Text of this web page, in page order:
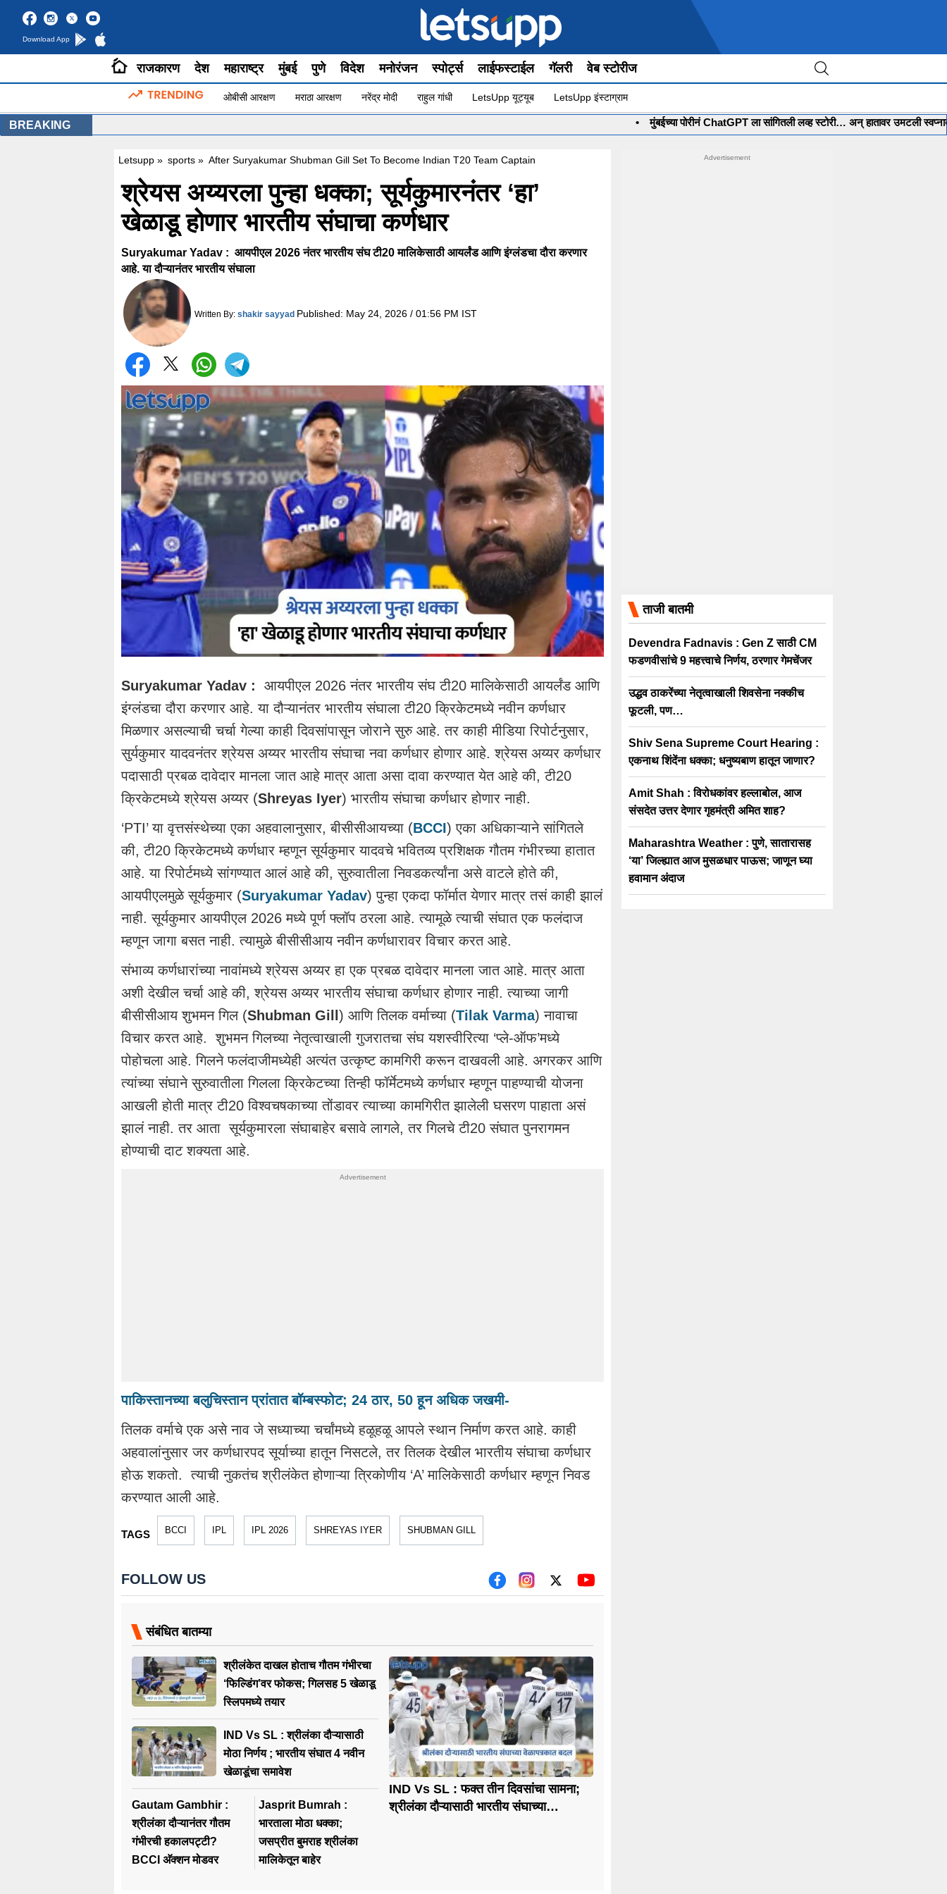
Download App
राजकारण देश महाराष्ट्र मुंबई पुणे विदेश मनोरंजन स्पोर्ट्स लाईफस्टाईल गॅलरी वेब स्टोरीज
ओबीसी आरक्षण मराठा आरक्षण नरेंद्र मोदी राहुल गांधी LetsUpp यूट्यूब LetsUpp इंस्टाग्राम
BREAKING मुंबईच्या पोरीनं ChatGPT ला सांगितली लव्ह स्टोरी… अन् हातावर उमटली स्वप्नातली लग्नाची
Letsupp » sports » After Suryakumar Shubman Gill Set To Become Indian T20 Team Captain
श्रेयस अय्यरला पुन्हा धक्का; सूर्यकुमारनंतर ‘हा’
खेळाडू होणार भारतीय संघाचा कर्णधार
Suryakumar Yadav : आयपीएल 2026 नंतर भारतीय संघ टी20 मालिकेसाठी आयर्लंड आणि इंग्लंडचा दौरा करणार
आहे. या दौऱ्यानंतर भारतीय संघाला
Written By: shakir sayyad Published: May 24, 2026 / 01:56 PM IST
Suryakumar Yadav :
आयपीएल 2026 नंतर भारतीय संघ टी20 मालिकेसाठी आयर्लंड आणि
इंग्लंडचा दौरा करणार आहे. या दौऱ्यानंतर भारतीय संघाला टी20 क्रिकेटमध्ये नवीन कर्णधार
मिळणार असल्याची चर्चा गेल्या काही दिवसांपासून जोराने सुरु आहे. तर काही मीडिया रिपोर्टनुसार,
सुर्यकुमार यादवनंतर श्रेयस अय्यर भारतीय संघाचा नवा कर्णधार होणार आहे. श्रेयस अय्यर कर्णधार
पदासाठी प्रबळ दावेदार मानला जात आहे मात्र आता असा दावा करण्यात येत आहे की, टी20
क्रिकेटमध्ये श्रेयस अय्यर (Shreyas Iyer) भारतीय संघाचा कर्णधार होणार नाही.
‘PTI’ या वृत्तसंस्थेच्या एका अहवालानुसार, बीसीसीआयच्या (BCCI) एका अधिकाऱ्याने सांगितले
की, टी20 क्रिकेटमध्ये कर्णधार म्हणून सूर्यकुमार यादवचे भवितव्य प्रशिक्षक गौतम गंभीरच्या हातात
आहे. या रिपोर्टमध्ये सांगण्यात आलं आहे की, सुरुवातीला निवडकर्त्यांना असे वाटले होते की,
आयपीएलमुळे सूर्यकुमार (Suryakumar Yadav) पुन्हा एकदा फॉर्मात येणार मात्र तसं काही झालं
नाही. सूर्यकुमार आयपीएल 2026 मध्ये पूर्ण फ्लॉप ठरला आहे. त्यामूळे त्याची संघात एक फलंदाज
म्हणून जागा बसत नाही. त्यामुळे बीसीसीआय नवीन कर्णधारावर विचार करत आहे.
संभाव्य कर्णधारांच्या नावांमध्ये श्रेयस अय्यर हा एक प्रबळ दावेदार मानला जात आहे. मात्र आता
अशी देखील चर्चा आहे की, श्रेयस अय्यर भारतीय संघाचा कर्णधार होणार नाही. त्याच्या जागी
बीसीसीआय शुभमन गिल (Shubman Gill ) आणि तिलक वर्माच्या (Tilak Varma) नावाचा
विचार करत आहे. शुभमन गिलच्या नेतृत्वाखाली गुजरातचा संघ यशस्वीरित्या ‘प्ले-ऑफ’मध्ये
पोहोचला आहे. गिलने फलंदाजीमध्येही अत्यंत उत्कृष्ट कामगिरी करून दाखवली आहे. अगरकर आणि
त्यांच्या संघाने सुरुवातीला गिलला क्रिकेटच्या तिन्ही फॉर्मेटमध्ये कर्णधार म्हणून पाहण्याची योजना
आखली होती मात्र टी20 विश्वचषकाच्या तोंडावर त्याच्या कामगिरीत झालेली घसरण पाहाता असं
झालं नाही. तर आता सूर्यकुमारला संघाबाहेर बसावे लागले, तर गिलचे टी20 संघात पुनरागमन
होण्याची दाट शक्यता आहे.
पाकिस्तानच्या बलुचिस्तान प्रांतात बॉम्बस्फोट; 24 ठार, 50 हून अधिक जखमी-
तिलक वर्माचे एक असे नाव जे सध्याच्या चर्चांमध्ये हळूहळू आपले स्थान निर्माण करत आहे. काही
अहवालांनुसार जर कर्णधारपद सूर्याच्या हातून निसटले, तर तिलक देखील भारतीय संघाचा कर्णधार
होऊ शकतो. त्याची नुकतंच श्रीलंकेत होणाऱ्या त्रिकोणीय ‘A’ मालिकेसाठी कर्णधार म्हणून निवड
करण्यात आली आहे.
TAGS BCCI IPL IPL 2026 SHREYAS IYER SHUBMAN GILL
FOLLOW US
संबंधित बातम्या
श्रीलंकेत दाखल होताच गौतम गंभीरचा
‘फिल्डिंग’वर फोकस; गिलसह 5 खेळाडू
स्लिपमध्ये तयार
IND Vs SL : श्रीलंका दौऱ्यासाठी
मोठा निर्णय ; भारतीय संघात 4 नवीन
खेळाडूंचा समावेश
Gautam Gambhir :
श्रीलंका दौऱ्यानंतर गौतम
गंभीरची हकालपट्टी?
BCCI अ‍ॅक्शन मोडवर
Jasprit Bumrah :
भारताला मोठा धक्का;
जसप्रीत बुमराह श्रीलंका
मालिकेतून बाहेर
IND Vs SL : फक्त तीन दिवसांचा सामना;
श्रीलंका दौऱ्यासाठी भारतीय संघाच्या
ताजी बातमी
Devendra Fadnavis : Gen Z साठी CM
फडणवीसांचे 9 महत्त्वाचे निर्णय, ठरणार गेमचेंजर
उद्धव ठाकरेंच्या नेतृत्वाखाली शिवसेना नक्कीच
फूटली, पण…
Shiv Sena Supreme Court Hearing :
एकनाथ शिंदेंना धक्का; धनुष्यबाण हातून जाणार?
Amit Shah : विरोधकांवर हल्लाबोल, आज
संसदेत उत्तर देणार गृहमंत्री अमित शाह?
Maharashtra Weather : पुणे, सातारासह
‘या’ जिल्ह्यात आज मुसळधार पाऊस; जाणून घ्या
हवामान अंदाज